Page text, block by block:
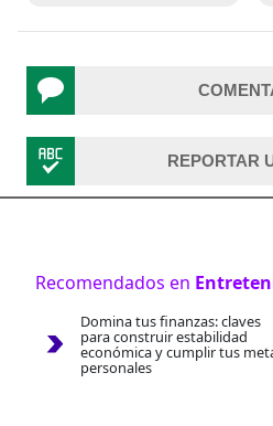
REPORTAR
Recomendados en
Domina tus finanzas: claves
para construir estabilidad
económica y cumplir tus
personales